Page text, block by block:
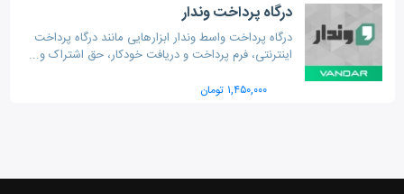
درگاه پرداخت وندار
درگاه پرداخت واسط وندار ابزارهایی مانند درگاه پرداخت
اینترنتی، فرم پرداخت و دریافت خودکار، حق اشتراک و...